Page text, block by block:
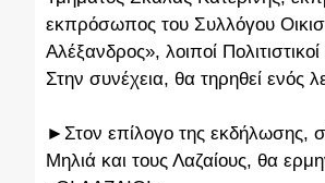
εκπρόσωπος του Συλλόγου
Αλέξανδρος», λοιποί
Στην συνέχεια, θα τηρηθεί ενός
►Στον επίλογο της εκδήλωσης,
Μηλιά και τους Λαζαίους, θα